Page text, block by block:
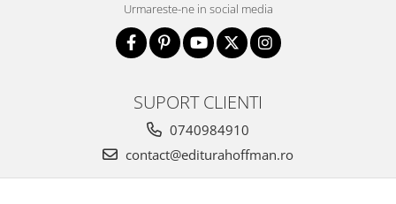
Urmareste-ne in social media
SUPORT CLIENTI
0740984910
contact@editurahoffman.ro